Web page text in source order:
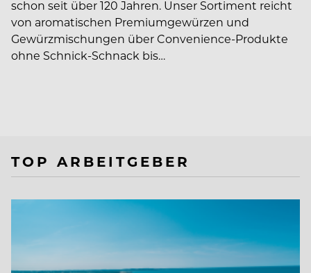
schon seit über 120 Jahren. Unser Sortiment reicht
von aromatischen Premiumgewürzen und
Gewürzmischungen über Convenience-Produkte
ohne Schnick-Schnack bis…
TOP ARBEITGEBER